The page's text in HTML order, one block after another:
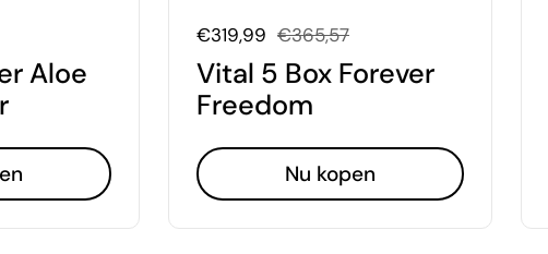
Aloe
Uitverkoopprijs:
€319,99 Normale prijs:
€365,57
Vital 5 Box Forever
Freedom
Nu kopen